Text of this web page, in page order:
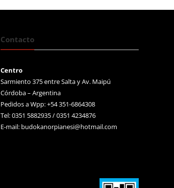
Contacto
Centro
Sarmiento 375 entre Salta y Av. Maipú
Córdoba – Argentina
Pedidos a Wpp: +54 351-6864308
Tel: 0351 5882935 / 0351 4234876
E-mail: budokanorpianesi@hotmail.com